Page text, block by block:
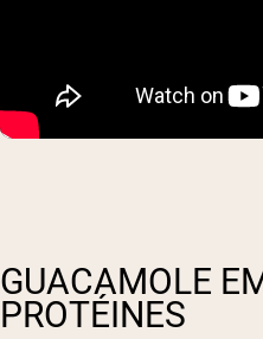
GUACAMOLE
PROTÉINES